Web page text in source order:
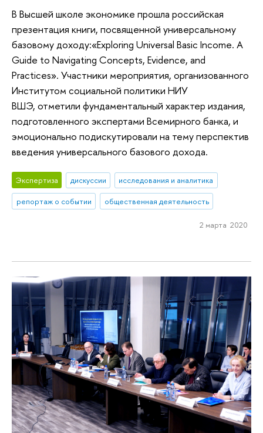
В Высшей школе экономике прошла российская
презентация книги, посвященной универсальному
базовому доходу:«Exploring Universal Basic Income. A
Guide to Navigating Concepts, Evidence, and
Practices». Участники мероприятия, организованного
Институтом социальной политики НИУ
ВШЭ, отметили фундаментальный характер издания,
подготовленного экспертами Всемирного банка, и
эмоционально подискутировали на тему перспектив
введения универсального базового дохода.
Экспертиза дискуссии
исследования и аналитика
репортаж о событии
общественная деятельность
2 марта 2020